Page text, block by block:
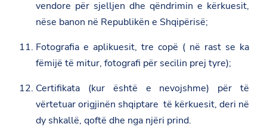
vendore për sjelljen dhe qëndrimin e kërkuesit,
nëse banon në Republikën e Shqipërisë;
Fotografia e aplikuesit, tre copë ( në rast se ka
fëmijë të mitur, fotografi për secilin prej tyre);
Certifikata (kur është e nevojshme) për të
vërtetuar origjinën shqiptare të kërkuesit, deri në
dy shkallë, qoftë dhe nga njëri prind.